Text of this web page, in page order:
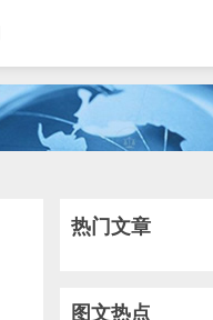
热门文章
图文热点